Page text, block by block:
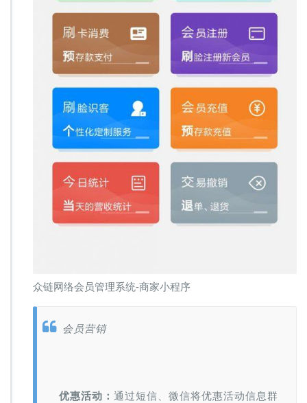
众链网络会员管理系统-商家小程序
会员营销
优惠活动： 通过短信、微信将优惠活动信息群